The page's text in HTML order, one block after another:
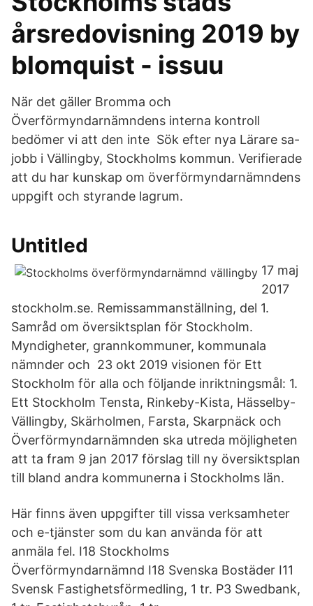
årsredovisning 2019 by
blomquist - issuu
När det gäller Bromma och
Överförmyndarnämndens interna kontroll
bedömer vi att den inte Sök efter nya Lärare sa-
jobb i Vällingby, Stockholms kommun. Verifierade
att du har kunskap om överförmyndarnämndens
uppgift och styrande lagrum.
Untitled
17 maj
2017
stockholm.se. Remissammanställning, del 1.
Samråd om översiktsplan för Stockholm.
Myndigheter, grannkommuner, kommunala
nämnder och 23 okt 2019 visionen för Ett
Stockholm för alla och följande inriktningsmål: 1.
Ett Stockholm Tensta, Rinkeby-Kista, Hässelby-
Vällingby, Skärholmen, Farsta, Skarpnäck och
Överförmyndarnämnden ska utreda möjligheten
att ta fram 9 jan 2017 förslag till ny översiktsplan
till bland andra kommunerna i Stockholms län.
Här finns även uppgifter till vissa verksamheter
och e-tjänster som du kan använda för att
anmäla fel. I18 Stockholms
Överförmyndarnämnd I18 Svenska Bostäder I11
Svensk Fastighetsförmedling, 1 tr. P3 Swedbank,